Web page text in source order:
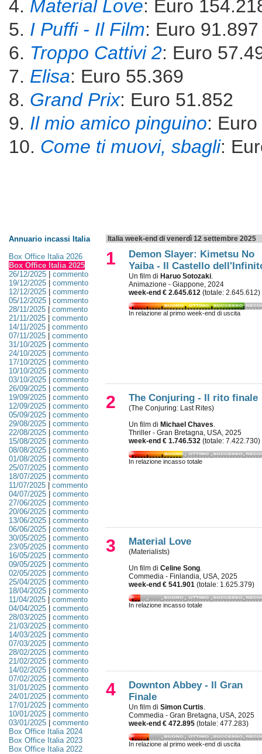
4. Material Love: Euro
5. I Puffi - Il Film: Euro 91.897
6. Troppo Cattivi 2: Euro
7. Elisa: Euro 55.369
8. Grand Prix: Euro 51.852
9. Il mio amico pinguino:
10. Come ti muovi, sbagli:
Annuario incassi Italia
Box Office Italia 2026
Box Office Italia 2025
26/12/2025| commento
19/12/2025| commento
12/12/2025| commento
05/12/2025| commento
28/11/2025| commento
21/11/2025| commento
14/11/2025| commento
07/11/2025| commento
31/10/2025| commento
24/10/2025| commento
17/10/2025| commento
10/10/2025| commento
03/10/2025| commento
26/09/2025| commento
19/09/2025| commento
12/09/2025| commento
05/09/2025| commento
29/08/2025| commento
22/08/2025| commento
15/08/2025| commento
08/08/2025| commento
01/08/2025| commento
25/07/2025| commento
18/07/2025| commento
11/07/2025| commento
04/07/2025| commento
27/06/2025| commento
20/06/2025| commento
13/06/2025| commento
06/06/2025| commento
30/05/2025| commento
23/05/2025| commento
16/05/2025| commento
09/05/2025| commento
02/05/2025| commento
25/04/2025| commento
18/04/2025| commento
11/04/2025| commento
04/04/2025| commento
28/03/2025| commento
21/03/2025| commento
14/03/2025| commento
07/03/2025| commento
28/02/2025| commento
21/02/2025| commento
14/02/2025| commento
07/02/2025| commento
31/01/2025| commento
24/01/2025| commento
17/01/2025| commento
10/01/2025| commento
03/01/2025| commento
Box Office Italia 2024
Box Office Italia 2023
Box Office Italia 2022
Italia week-end di venerdì 12 settembre 2025
1
Demon Slayer: Kimetsu No
Yaiba - Il Castello
Un film di Haruo Sotozaki.
Animazione - Giappone, 2024
week-end € 2.645.612 (totale: 2.645.612)
In relazione al primo week-end di uscita
2 The Conjuring - Il rito finale
(The Conjuring: Last Rites)
Un film di Michael Chaves.
Thriller - Gran Bretagna, USA, 2025
week-end € 1.746.532 (totale: 7.422.730)
In relazione incasso totale
3 Material Love
(Materialists)
Un film diCeline Song.
Commedia - Finlandia, USA, 2025
week-end € 541.901 (totale: 1.625.379)
In relazione incasso totale
4
Downton Abbey - Il Gran
Finale
Un film diSimon Curtis.
Commedia - Gran Bretagna, USA, 2025
week-end € 472.895 (totale: 477.283)
In relazione al primo week-end di uscita